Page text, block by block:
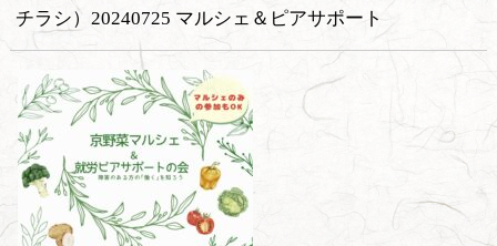
チラシ）20240725 マルシェ＆ピアサポート